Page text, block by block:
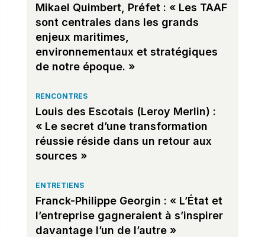
Mikael Quimbert, Préfet : « Les TAAF
sont centrales dans les grands
enjeux maritimes,
environnementaux et stratégiques
de notre époque. »
RENCONTRES
Louis des Escotais (Leroy Merlin) :
« Le secret d’une transformation
réussie réside dans un retour aux
sources »
ENTRETIENS
Franck-Philippe Georgin : « L’État et
l’entreprise gagneraient à s’inspirer
davantage l’un de l’autre »